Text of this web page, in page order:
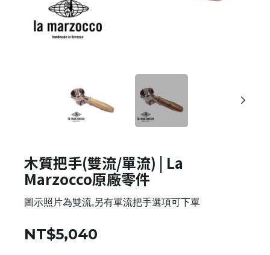
木質把手(雙流/單流) | La
Marzocco原廠零件
圖示照片為雙流,另有單流把手選項可下單
NT$5,040